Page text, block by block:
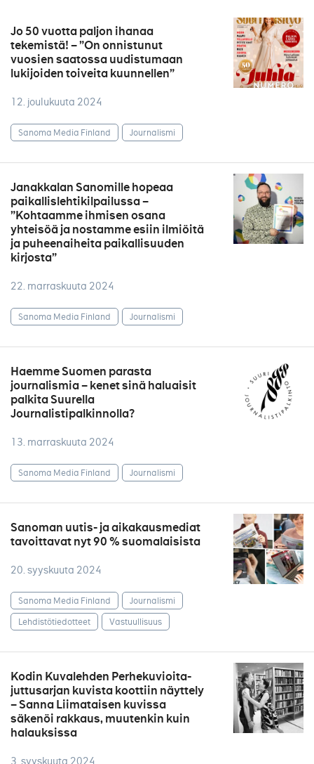
Jo 50 vuotta paljon ihanaa
tekemistä! – ”On onnistunut
vuosien saatossa uudistumaan
lukijoiden toiveita kuunnellen”
12. joulukuuta 2024
Sanoma Media Finland Journalismi
Janakkalan Sanomille hopeaa
paikallislehtikilpailussa –
”Kohtaamme ihmisen osana
yhteisöä ja nostamme esiin ilmiöitä
ja puheenaiheita paikallisuuden
kirjosta”
22. marraskuuta 2024
Sanoma Media Finland Journalismi
Haemme Suomen parasta
journalismia – kenet sinä haluaisit
palkita Suurella
Journalistipalkinnolla?
13. marraskuuta 2024
Sanoma Media Finland Journalismi
Sanoman uutis- ja aikakausmediat
tavoittavat nyt 90 % suomalaisista
20. syyskuuta 2024
Sanoma Media Finland
Journalismi
Lehdistötiedotteet
Vastuullisuus
Kodin Kuvalehden Perhekuvioita-
juttusarjan kuvista koottiin näyttely
– Sanna Liimataisen kuvissa
säkenöi rakkaus, muutenkin kuin
halauksissa
3. syyskuuta 2024